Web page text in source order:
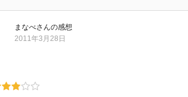
まなべさんの感想
2011年3月28日